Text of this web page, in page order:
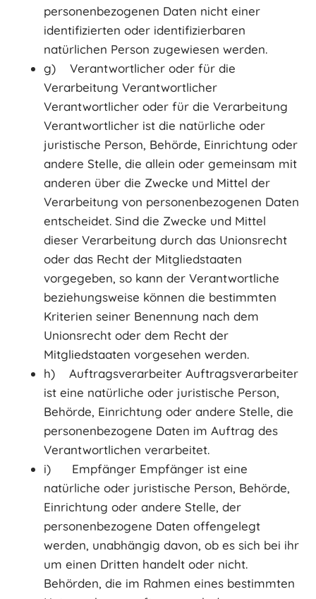
personenbezogenen Daten nicht einer
identifizierten oder identifizierbaren
natürlichen Person zugewiesen werden.
g) Verantwortlicher oder für die
Verarbeitung Verantwortlicher
Verantwortlicher oder für die Verarbeitung
Verantwortlicher ist die natürliche oder
juristische Person, Behörde, Einrichtung oder
andere Stelle, die allein oder gemeinsam mit
anderen über die Zwecke und Mittel der
Verarbeitung von personenbezogenen Daten
entscheidet. Sind die Zwecke und Mittel
dieser Verarbeitung durch das Unionsrecht
oder das Recht der Mitgliedstaaten
vorgegeben, so kann der Verantwortliche
beziehungsweise können die bestimmten
Kriterien seiner Benennung nach dem
Unionsrecht oder dem Recht der
Mitgliedstaaten vorgesehen werden.
h) Auftragsverarbeiter Auftragsverarbeiter
ist eine natürliche oder juristische Person,
Behörde, Einrichtung oder andere Stelle, die
personenbezogene Daten im Auftrag des
Verantwortlichen verarbeitet.
i) Empfänger Empfänger ist eine
natürliche oder juristische Person, Behörde,
Einrichtung oder andere Stelle, der
personenbezogene Daten offengelegt
werden, unabhängig davon, ob es sich bei ihr
um einen Dritten handelt oder nicht.
Behörden, die im Rahmen eines bestimmten